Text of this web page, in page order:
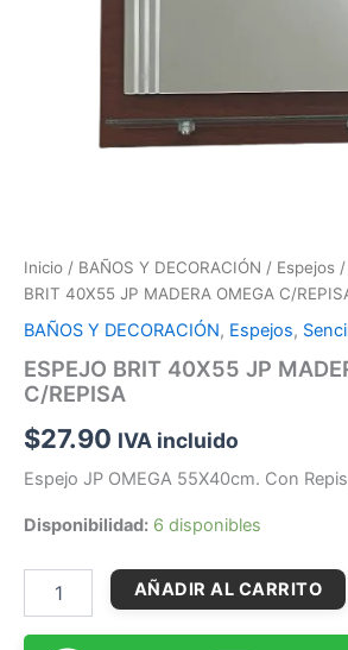
Inicio / BAÑOS Y DECORACIÓN / Espejos /
BRIT 40X55 JP MADERA OMEGA C/
BAÑOS Y DECORACIÓN, Espejos,
ESPEJO BRIT 40X55 JP
C/REPISA
$27.90 IVA incluido
Espejo JP OMEGA 55X40cm. Con
Disponibilidad: 6 disponibles
AÑADIR AL CARRITO